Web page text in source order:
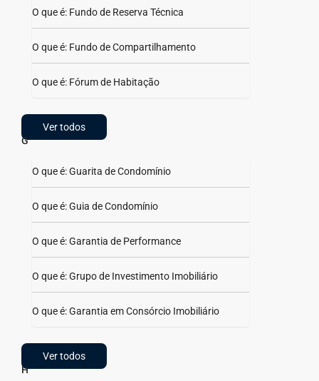
O que é: Fundo de Reserva Técnica
O que é: Fundo de Compartilhamento
O que é: Fórum de Habitação
Ver todos
G
O que é: Guarita de Condomínio
O que é: Guia de Condomínio
O que é: Garantia de Performance
O que é: Grupo de Investimento Imobiliário
O que é: Garantia em Consórcio Imobiliário
Ver todos
H